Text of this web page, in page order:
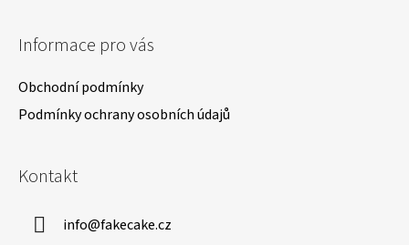
Informace pro vás
Obchodní podmínky
Podmínky ochrany osobních údajů
Kontakt
info@fakecake.cz